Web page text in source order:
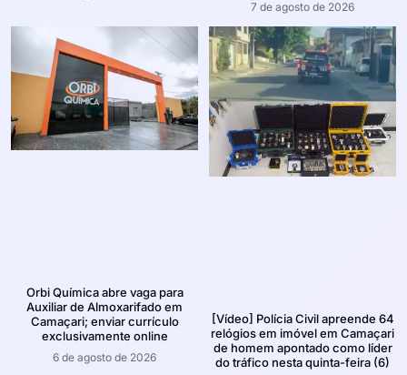
7 de agosto de 2026
Orbi Química abre vaga para
Auxiliar de Almoxarifado em
Camaçari; enviar currículo
exclusivamente online
6 de agosto de 2026
[Vídeo] Polícia Civil apreende 64
relógios em imóvel em Camaçari
de homem apontado como líder
do tráfico nesta quinta-feira (6)